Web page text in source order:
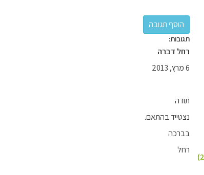
תגובות:
רחל דברה
6 מרץ, 2013
תודה
נצטייד בהתאם.
בברכה
רחל